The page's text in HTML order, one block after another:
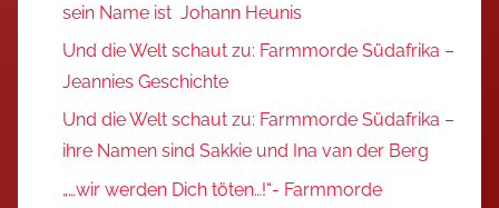
sein Name ist Johann Heunis
Und die Welt schaut zu: Farmmorde Südafrika –
Jeannies Geschichte
Und die Welt schaut zu: Farmmorde Südafrika –
ihre Namen sind Sakkie und Ina van der Berg
„…wir werden Dich töten…!“- Farmmorde